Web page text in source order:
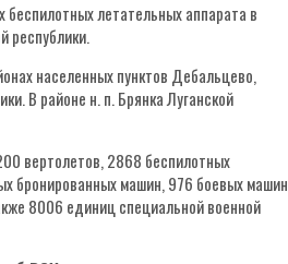
летательных аппарата в
республики.
населенных пунктов Дебальцево,
В районе н. п. Брянка Луганской
вертолетов, 2868 беспилотных
бронированных машин, 976 боевых машин
8006 единиц специальной военной